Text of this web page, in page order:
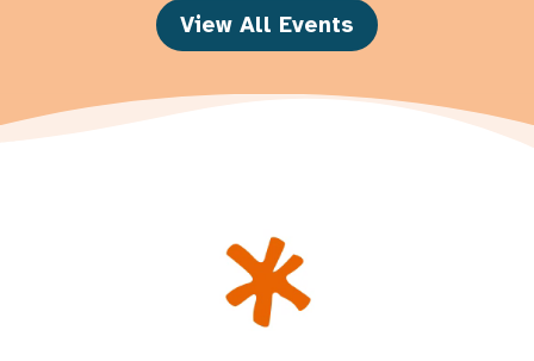
View All Events